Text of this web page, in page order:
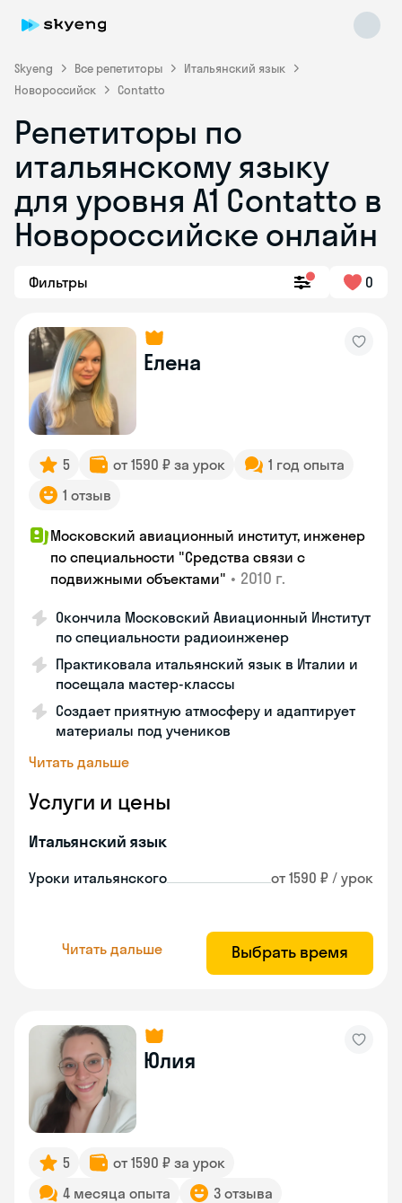
Skyeng Все репетиторы
Итальянский язык
Новороссийск
Contatto
Репетиторы по
итальянскому языку
для уровня А1 Contatto в
Новороссийске онлайн
Фильтры 0
Елена
5 от 1590 ₽ за урок
1 год опыта
1 отзыв
Московский авиационный институт, инженер
по специальности "Средства связи с
подвижными объектами" • 2010 г.
Окончила Московский Авиационный Институт
по специальности радиоинженер
Практиковала итальянский язык в Италии и
посещала мастер-классы
Создает приятную атмосферу и адаптирует
материалы под учеников
Читать дальше
Услуги и цены
Итальянский язык
Уроки итальянского от 1590 ₽ / урок
Читать дальше Выбрать время
Юлия
5
от 1590 ₽ за урок
4 месяца опыта
3 отзыва
Skyeng Chat